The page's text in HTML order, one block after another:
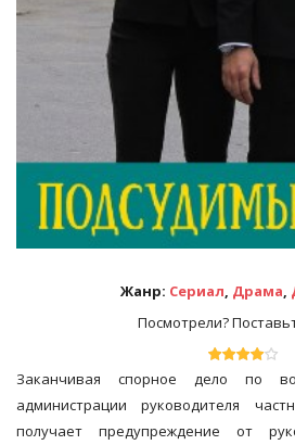
Жанр: Сериал Драма
Посмотрели?
Заканчивая спорное дело по
администрации руководителя
получает предупреждение от